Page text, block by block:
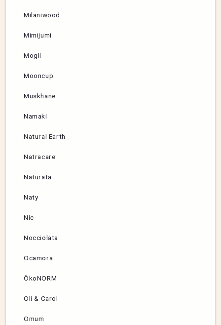
Milaniwood
Mimijumi
Mogli
Mooncup
Muskhane
Namaki
Natural Earth
Natracare
Naturata
Naty
Nic
Nocciolata
Ocamora
ÖkoNORM
Oli & Carol
Omum